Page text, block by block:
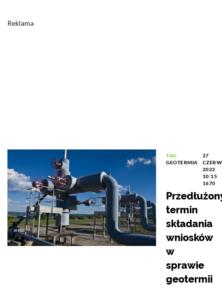
Reklama
TAG:
GEOTERMIA
27
2022
10:15
1670
termin
składania
wniosków
w
sprawie
geotermii